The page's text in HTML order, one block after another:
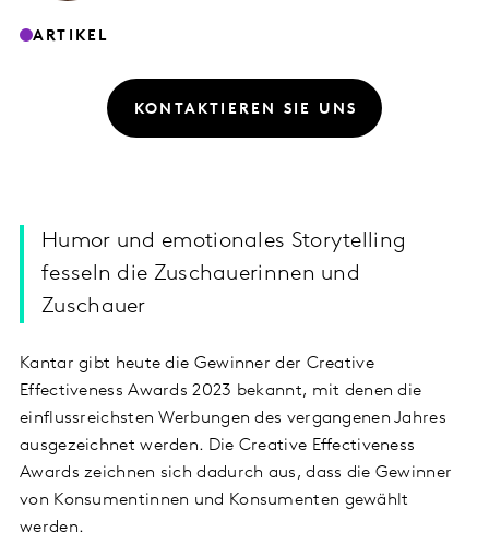
ARTIKEL
KONTAKTIEREN SIE UNS
Humor und emotionales Storytelling
fesseln die Zuschauerinnen und
Zuschauer
Kantar gibt heute die Gewinner der Creative
Effectiveness Awards 2023 bekannt, mit denen die
einflussreichsten Werbungen des vergangenen Jahres
ausgezeichnet werden. Die Creative Effectiveness
Awards zeichnen sich dadurch aus, dass die Gewinner
von Konsumentinnen und Konsumenten gewählt
werden.